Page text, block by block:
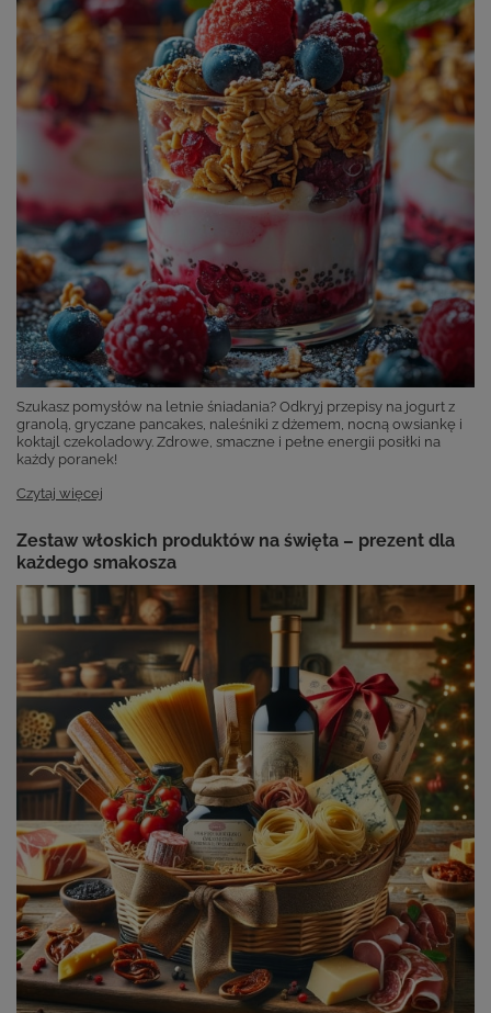
Szukasz pomysłów na letnie śniadania? Odkryj przepisy na jogurt z
granolą, gryczane pancakes, naleśniki z dżemem, nocną owsiankę i
koktajl czekoladowy. Zdrowe, smaczne i pełne energii posiłki na
każdy poranek!
Czytaj więcej
Zestaw włoskich produktów na święta – prezent dla
każdego smakosza